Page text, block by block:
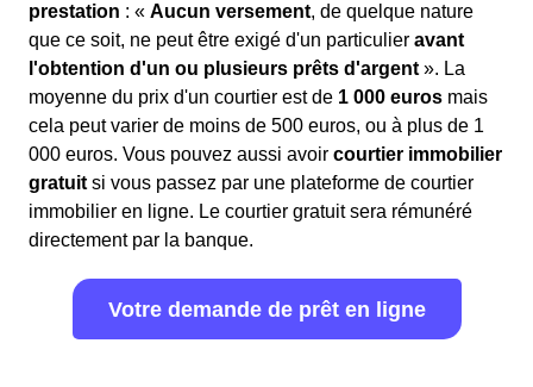
prestation : « Aucun versement, de quelque nature
que ce soit, ne peut être exigé d'un particulier avant
l'obtention d'un ou plusieurs prêts d'argent ». La
moyenne du prix d'un courtier est de 1 000 euros mais
cela peut varier de moins de 500 euros, ou à plus de 1
000 euros. Vous pouvez aussi avoir courtier immobilier
gratuit si vous passez par une plateforme de courtier
immobilier en ligne. Le courtier gratuit sera rémunéré
directement par la banque.
Votre demande de prêt en ligne